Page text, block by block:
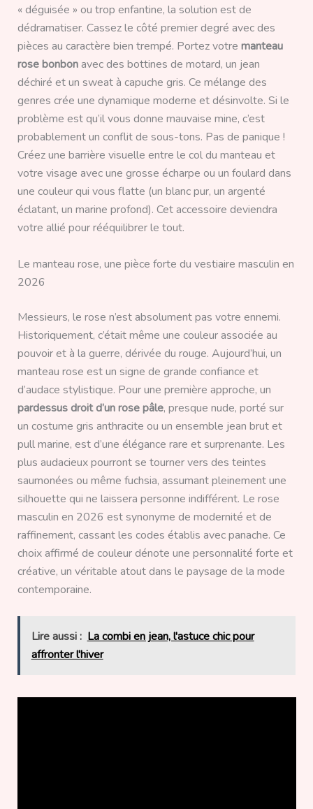
« déguisée » ou trop enfantine, la solution est de
dédramatiser. Cassez le côté premier degré avec des
pièces au caractère bien trempé. Portez votre manteau
rose bonbonavec des bottines de motard, un jean
déchiré et un sweat à capuche gris. Ce mélange des
genres crée une dynamique moderne et désinvolte. Si le
problème est qu’il vous donne mauvaise mine, c’est
probablement un conflit de sous-tons. Pas de panique !
Créez une barrière visuelle entre le col du manteau et
votre visage avec une grosse écharpe ou un foulard dans
une couleur qui vous flatte (un blanc pur, un argenté
éclatant, un marine profond). Cet accessoire deviendra
votre allié pour rééquilibrer le tout.
Le manteau rose, une pièce forte du vestiaire masculin en
2026
Messieurs, le rose n’est absolument pas votre ennemi.
Historiquement, c’était même une couleur associée au
pouvoir et à la guerre, dérivée du rouge. Aujourd’hui, un
manteau rose est un signe de grande confiance et
d’audace stylistique. Pour une première approche, un
pardessus droit d’un rose pâle, presque nude, porté sur
un costume gris anthracite ou un ensemble jean brut et
pull marine, est d’une élégance rare et surprenante. Les
plus audacieux pourront se tourner vers des teintes
saumonées ou même fuchsia, assumant pleinement une
silhouette qui ne laissera personne indifférent. Le rose
masculin en 2026 est synonyme de modernité et de
raffinement, cassant les codes établis avec panache. Ce
choix affirmé de couleur dénote une personnalité forte et
créative, un véritable atout dans le paysage de la mode
contemporaine.
Lire aussi : La combi en jean, l'astuce chic pour
affronter l'hiver